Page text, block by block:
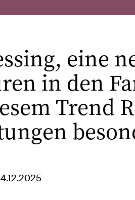
eine
in den
Trend